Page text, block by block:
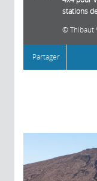
stations
Thibaut
Partager